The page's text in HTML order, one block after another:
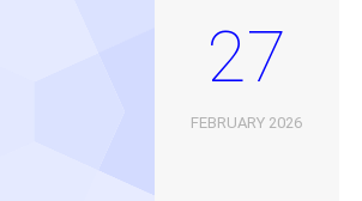
27
FEBRUARY 2026